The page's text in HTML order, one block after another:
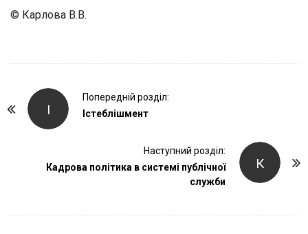
© Карлова В.В.
І
Попередній розділ:
Істеблішмент
К
Наступний розділ:
Кадрова політика в системі публічної
служби